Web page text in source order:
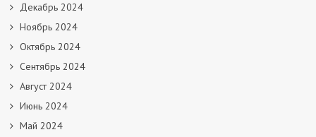
Декабрь 2024
Ноябрь 2024
Октябрь 2024
Сентябрь 2024
Август 2024
Июнь 2024
Май 2024